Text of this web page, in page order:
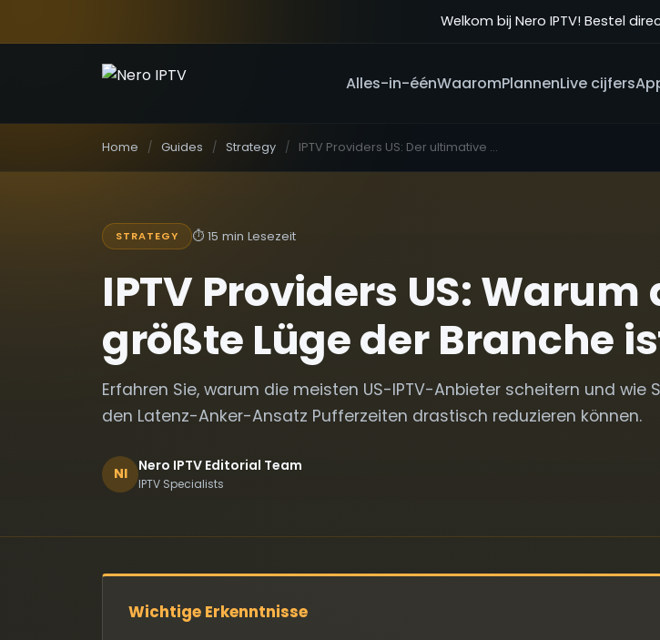
Welkom bij Nero IPTV! Bestel
Alles-in-éénWaaromPlannenLive cijfers
Home Guides Strategy IPTV Providers US: Der ultimative Guide zur Auswahl stabiler Streaming-Dienste
STRATEGY ⏱ 15 min Lesezeit
IPTV Providers US:
größte Lüge der Branche
Erfahren Sie, warum die meisten US-IPTV-Anbieter scheitern und wie
den Latenz-Anker-Ansatz Pufferzeiten drastisch reduzieren können.
NI Nero IPTV Editorial Team
IPTV Specialists
Wichtige Erkenntnisse